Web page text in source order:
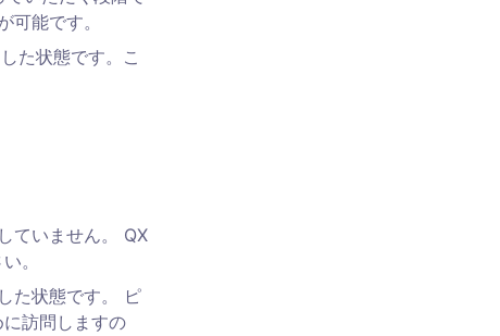
能です。
た状態です。こ
ていません。 QX
。
た状態です。 ピ
訪問しますの